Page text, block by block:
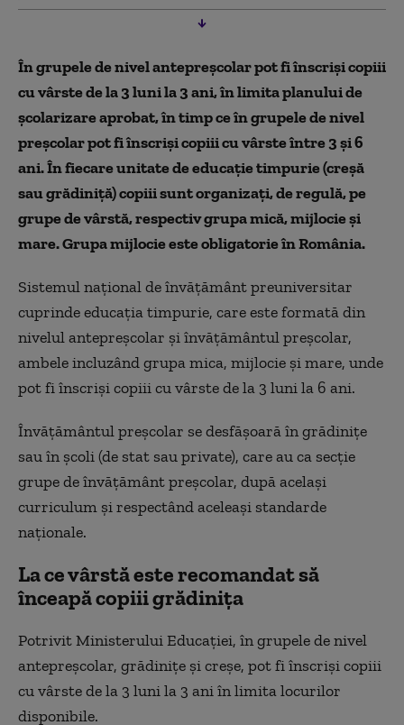
În grupele de nivel antepreșcolar pot fi înscriși copiii
cu vârste de la 3 luni la 3 ani, în limita planului de
școlarizare aprobat, în timp ce în grupele de nivel
preșcolar pot fi înscriși copiii cu vârste între 3 și 6
ani. În fiecare unitate de educație timpurie (creșă
sau grădiniță) copiii sunt organizați, de regulă, pe
grupe de vârstă, respectiv grupa mică, mijlocie și
mare. Grupa mijlocie este obligatorie în România.
Sistemul național de învățământ preuniversitar
cuprinde educația timpurie, care este formată din
nivelul antepreșcolar și învățământul preșcolar,
ambele incluzând grupa mica, mijlocie și mare, unde
pot fi înscriși copiii cu vârste de la 3 luni la 6 ani.
Învățământul preșcolar se desfășoară în grădinițe
sau în școli (de stat sau private), care au ca secție
grupe de învățământ preșcolar, după același
curriculum și respectând aceleași standarde
naționale.
La ce vârstă este recomandat să
înceapă copiii grădinița
Potrivit Ministerului Educației, în grupele de nivel
antepreșcolar, grădinițe și creșe, pot fi înscriși copiii
cu vârste de la 3 luni la 3 ani în limita locurilor
disponibile.